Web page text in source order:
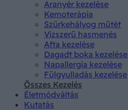
Aranyér kezelése
Kemoterápia
Szürkehályog műtét
Vízszerű hasmenés
Afta kezelése
Dagadt boka kezelése
Napallergia kezelése
Fülgyulladás kezelése
Összes Kezelés
Életmódváltás
Kutatás